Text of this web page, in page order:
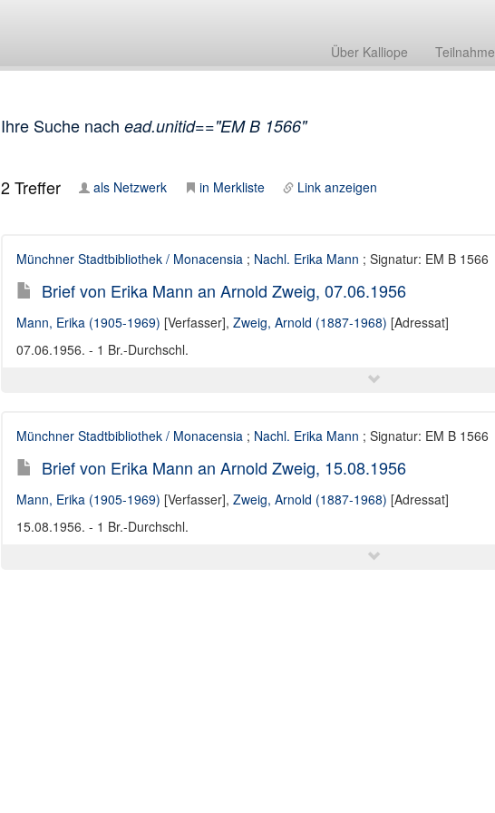
Über Kalliope Teilnahme
Ihre Suche nach ead.unitid=="EM B 1566"
2Treffer als Netzwerk in Merkliste Link anzeigen
Münchner Stadtbibliothek / Monacensia; Nachl. Erika Mann ; Signatur: EM B 1566
Brief von Erika Mann an Arnold Zweig, 07.06.1956
Mann, Erika (1905-1969) [Verfasser], Zweig, Arnold (1887-1968) [Adressat]
07.06.1956. - 1 Br.-Durchschl.
Münchner Stadtbibliothek / Monacensia; Nachl. Erika Mann ; Signatur: EM B 1566
Brief von Erika Mann an Arnold Zweig, 15.08.1956
Mann, Erika (1905-1969) [Verfasser], Zweig, Arnold (1887-1968) [Adressat]
15.08.1956. - 1 Br.-Durchschl.